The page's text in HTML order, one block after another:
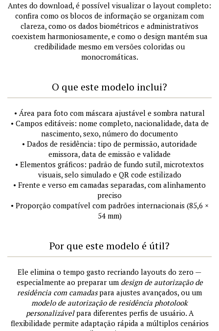
Antes do download, é possível visualizar o layout completo:
confira como os blocos de informação se organizam com
clareza, como os dados biométricos e administrativos
coexistem harmoniosamente, e como o design mantém sua
credibilidade mesmo em versões coloridas ou
monocromáticas.
O que este modelo inclui?
• Área para foto com máscara ajustável e sombra natural
• Campos editáveis: nome completo, nacionalidade, data de
nascimento, sexo, número do documento
• Dados de residência: tipo de permissão, autoridade
emissora, data de emissão e validade
• Elementos gráficos: padrão de fundo sutil, microtextos
visuais, selo simulado e QR code estilizado
• Frente e verso em camadas separadas, com alinhamento
preciso
• Proporção compatível com padrões internacionais (85,6 ×
54 mm)
Por que este modelo é útil?
Ele elimina o tempo gasto recriando layouts do zero —
especialmente ao preparar um design de autorização de
residência com camadaspara ajustes avançados, ou um
modelo de autorização de residência photolook
personalizávelpara diferentes perfis de usuário. A
flexibilidade permite adaptação rápida a múltiplos cenários